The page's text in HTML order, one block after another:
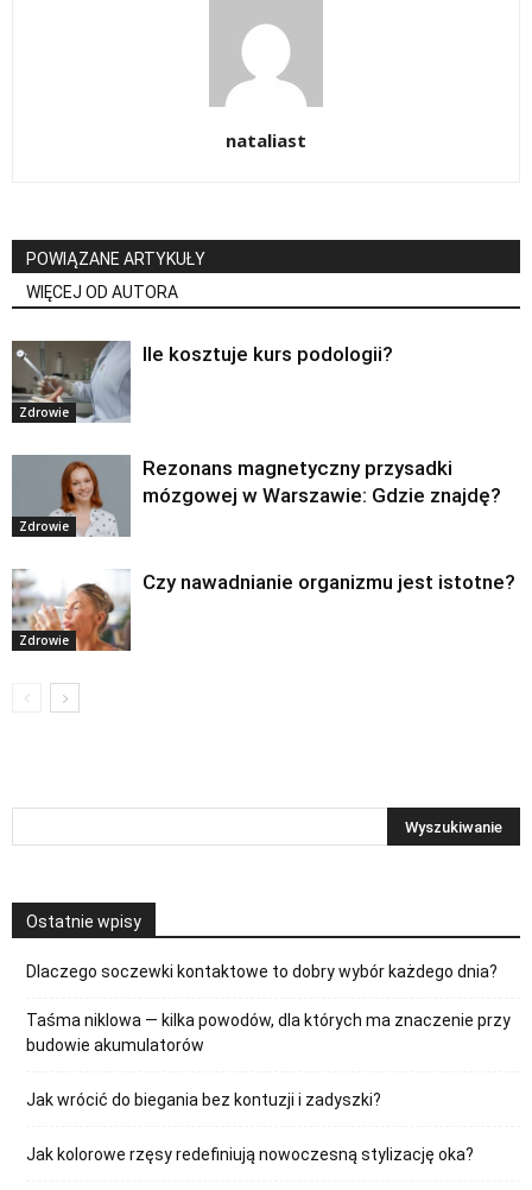
nataliast
POWIĄZANE ARTYKUŁY
WIĘCEJ OD AUTORA
Zdrowie
Ile kosztuje kurs podologii?
Zdrowie
Rezonans magnetyczny przysadki
mózgowej w Warszawie: Gdzie znajdę?
Zdrowie
Czy nawadnianie organizmu jest istotne?
Ostatnie wpisy
Dlaczego soczewki kontaktowe to dobry wybór każdego dnia?
Taśma niklowa — kilka powodów, dla których ma znaczenie przy
budowie akumulatorów
Jak wrócić do biegania bez kontuzji i zadyszki?
Jak kolorowe rzęsy redefiniują nowoczesną stylizację oka?